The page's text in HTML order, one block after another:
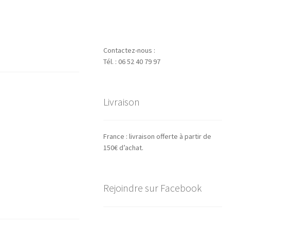
Contactez-nous :
Tél. : 06 52 40 79 97
Livraison
France : livraison offerte à partir de
150€ d’achat.
Rejoindre sur Facebook